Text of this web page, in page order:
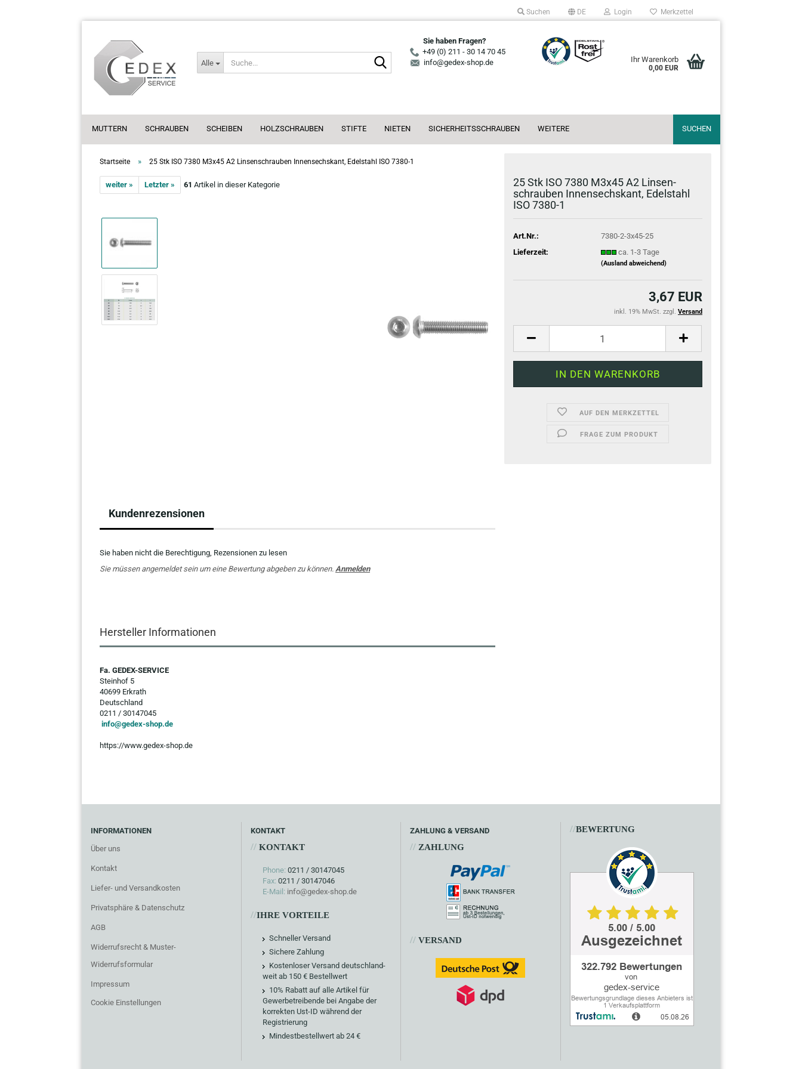
Suchen DE Login Merkzettel
Alle
Suche...
Sie haben Fragen?
+49 (0) 211 - 30 14 70 45
info@gedex-shop.de
Ihr Warenkorb
0,00 EUR
MUTTERN SCHRAUBEN SCHEIBEN HOLZSCHRAUBEN STIFTE NIETEN SICHERHEITSSCHRAUBEN SUCHEN
WEITERE
Startseite » 25 Stk ISO 7380 M3x45 A2 Linsenschrauben Innensechskant, Edelstahl ISO 7380-1
weiter » Letzter » 61 Artikel in dieser Kategorie
25 Stk ISO 7380 M3x45 A2 Lin­sen­
schrau­ben In­nen­sechs­kant, Edel­stahl
ISO 7380-​1
Art.Nr.:
7380-2-3x45-25
Lieferzeit:
ca. 1-3 Tage
(Ausland abweichend)
3,67 EUR
inkl. 19% MwSt. zzgl. Versand
AUF DEN MERKZETTEL
FRAGE ZUM PRODUKT
Kundenrezensionen
Sie haben nicht die Berechtigung, Rezensionen zu lesen
Sie müssen angemeldet sein um eine Bewertung abgeben zu können. Anmelden
Hersteller Informationen
Fa. GEDEX-SERVICE
Steinhof 5
40699 Erkrath
Deutschland
0211 / 30147045
info@gedex-shop.de
https://www.gedex-shop.de
INFORMATIONEN
Über uns
Kontakt
Liefer- und Versandkosten
Privatsphäre & Datenschutz
AGB
Widerrufsrecht & Muster-
Widerrufsformular
Impressum
Cookie Einstellungen
KONTAKT
//KONTAKT
Phone: 0211 / 30147045
Fax: 0211 / 30147046
E-Mail: info@gedex-shop.de
//IHRE VORTEILE
Schneller Versand
Sichere Zahlung
Kostenloser Versand deutschland-
weit ab 150 € Bestellwert
10% Rabatt auf alle Artikel für
Gewerbetreibende bei Angabe der
korrekten Ust-ID während der
Registrierung
Mindestbestellwert ab 24 €
ZAHLUNG & VERSAND
// ZAHLUNG
// VERSAND
//BEWERTUNG